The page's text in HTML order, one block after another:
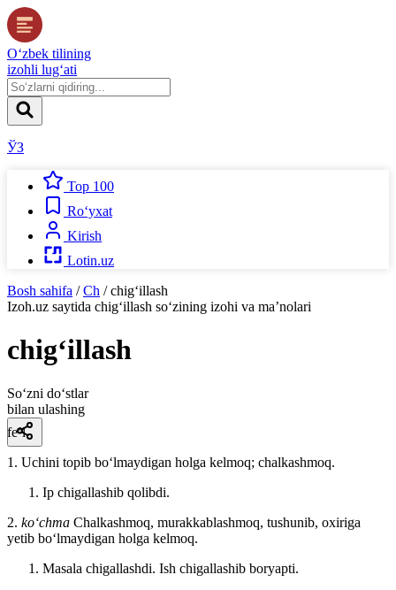
O‘zbek tilining
izohli lug‘ati
ЎЗ
Top 100
Ro‘yxat
Kirish
Lotin.uz
Bosh sahifa / Ch / chig‘illash
Izoh.uz saytida chig‘illash so‘zining izohi va ma’nolari
chig‘illash
So‘zni do‘stlar
bilan ulashing
fe’l
1. Uchini topib boʻlmaydigan holga kelmoq; chalkashmoq.
Ip chigallashib qolibdi.
2. koʻchma Chalkashmoq, murakkablashmoq, tushunib, oxiriga
yetib boʻlmaydigan holga kelmoq.
Masala chigallashdi. Ish chigallashib boryapti.